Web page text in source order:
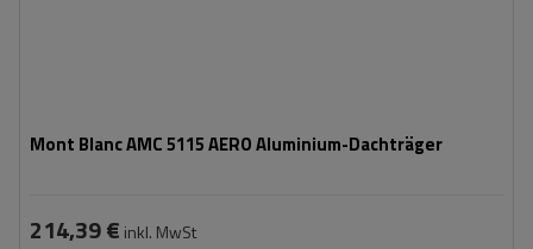
Mont Blanc AMC 5115 AERO Aluminium-Dachträger
214,39 € inkl. MwSt